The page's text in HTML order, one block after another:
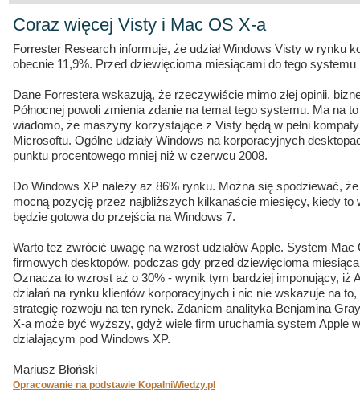
Coraz więcej Visty i Mac OS X-a
Forrester Research informuje, że udział Windows Visty w rynku
obecnie 11,9%. Przed dziewięcioma miesiącami do tego systemu
Dane Forrestera wskazują, że rzeczywiście mimo złej opinii,
Północnej powoli zmienia zdanie na temat tego systemu. Ma na
wiadomo, że maszyny korzystające z Visty będą w pełni
Microsoftu. Ogólne udziały Windows na korporacyjnych
punktu procentowego mniej niż w czerwcu 2008.
Do Windows XP należy aż 86% rynku. Można się spodziewać,
mocną pozycję przez najbliższych kilkanaście miesięcy, kiedy to
będzie gotowa do przejścia na Windows 7.
Warto też zwrócić uwagę na wzrost udziałów Apple. System
firmowych desktopów, podczas gdy przed dziewięcioma
Oznacza to wzrost aż o 30% - wynik tym bardziej imponujący, iż
działań na rynku klientów korporacyjnych i nic nie wskazuje na
strategię rozwoju na ten rynek. Zdaniem analityka Benjamina
X-a może być wyższy, gdyż wiele firm uruchamia system Apple
działającym pod Windows XP.
Mariusz Błoński
Opracowanie na podstawie KopalniWiedzy.pl